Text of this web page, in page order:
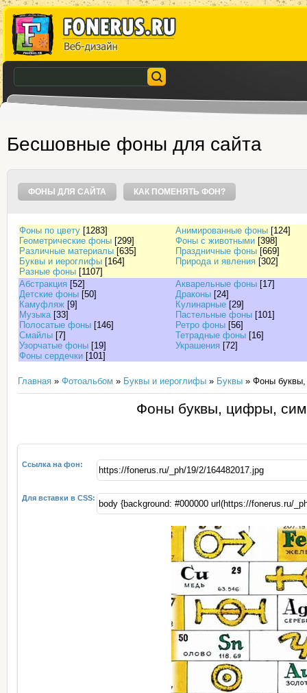
Бесшовные фоны для сайта
ФОНЫ ДЛЯ САЙТА КАК ПОМЕНЯТЬ ФОН?
Фоны по цвету [1283] Анимированные фоны [124]
Геометрические фоны [299] Фоны с животными [398]
Различные материалы [635] Праздничные фоны [669]
Буквы и иероглифы [164] Природа и явления [302]
Разные фоны [1107]
Абстракция [52] Акварельные фоны [17]
Детские фоны [50] Драконы [24]
Камуфляж [9] Кулинарные [29]
Музыка [33] Пастельные фоны [101]
Полосатые фоны [146] Ретро фоны [56]
Смайлы [7] Тетрадные фоны [16]
Узорчатые фоны [19] Украшения [72]
Фоны сердечки [101]
Главная » Фотоальбом » Буквы и иероглифы » Буквы » Фоны
Фоны буквы, цифры,
Ссылка на фон:
Для вставки в CSS: